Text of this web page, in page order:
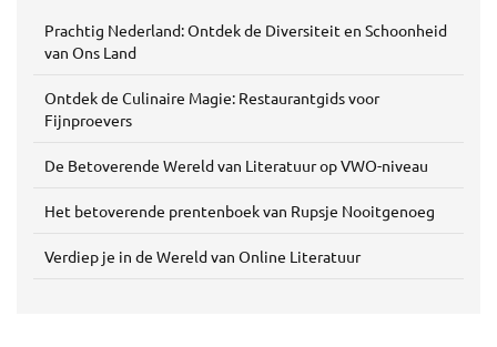
Prachtig Nederland: Ontdek de Diversiteit en Schoonheid
van Ons Land
Ontdek de Culinaire Magie: Restaurantgids voor
Fijnproevers
De Betoverende Wereld van Literatuur op VWO-niveau
Het betoverende prentenboek van Rupsje Nooitgenoeg
Verdiep je in de Wereld van Online Literatuur